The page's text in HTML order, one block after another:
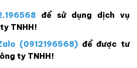
để sử dụng dịch vụ
TNHH!
(0912196568) để được tư
ty TNHH!